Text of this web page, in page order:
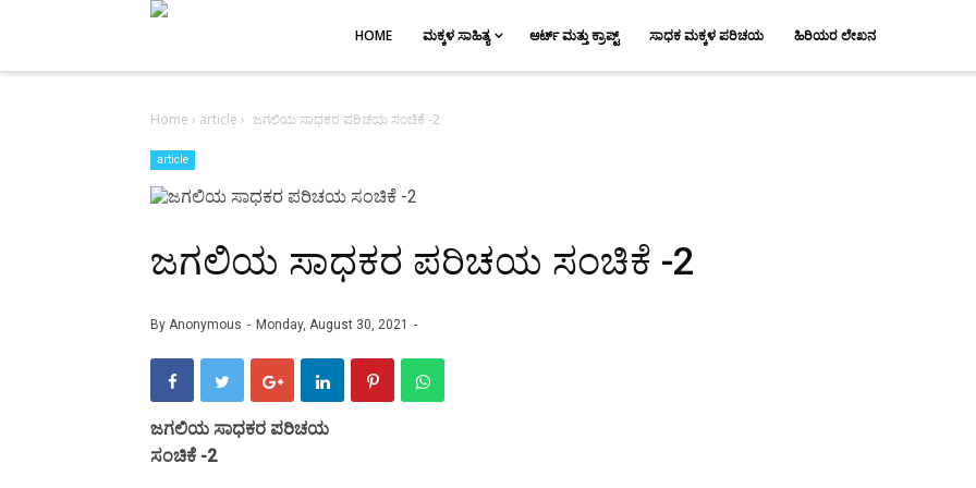
HOME ಮಕ್ಕಳ ಸಾಹಿತ್ಯ ಆರ್ಟ್ ಮತ್ತು ಕ್ರಾಪ್ಟ್ ಸಾಧಕ ಮಕ್ಕಳ ಪರಿಚಯ ಹಿರಿಯರ ಲೇಖನ
Home › article › ಜಗಲಿಯ ಸಾಧಕರ ಪರಿಚಯ ಸಂಚಿಕೆ -2
article
ಜಗಲಿಯ ಸಾಧಕರ ಪರಿಚಯ ಸಂಚಿಕೆ -2
By Anonymous Monday, August 30, 2021
ಜಗಲಿಯ ಸಾಧಕರ ಪರಿಚಯ
ಸಂಚಿಕೆ -2